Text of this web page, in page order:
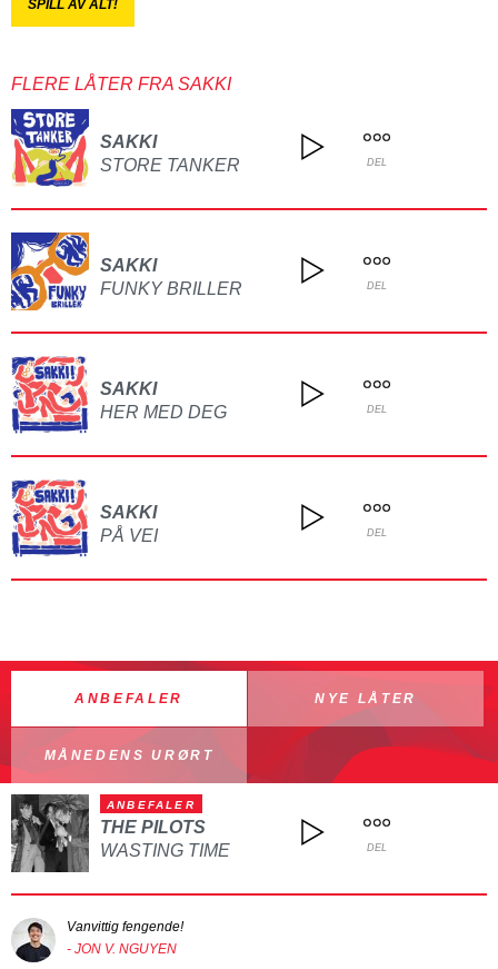
SPILL AV ALT!
FLERE LÅTER FRA SAKKI
SAKKI
STORE TANKER
DEL
SAKKI
FUNKY BRILLER
DEL
SAKKI
HER MED DEG
DEL
SAKKI
PÅ VEI
DEL
ANBEFALER NYE LÅTER
MÅNEDENS URØRT
ANBEFALER
THE PILOTS
WASTING TIME
DEL
Vanvittig fengende!
- JON V. NGUYEN